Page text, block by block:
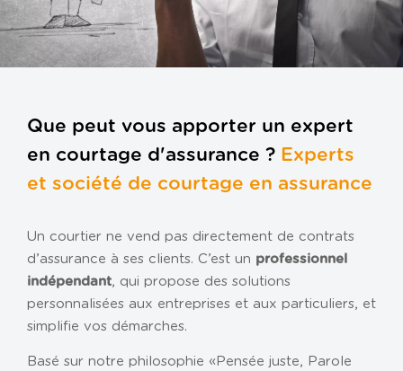
Gestion de la paie
Gestion de patrimoine
Gestion des ressources humaines
Tiers de confiance
Transmission d’entreprise
VOTRE ENTREPRISE
Association
Entreprise individuelle
Loueur en meublé
Profession libérale
SCI
Que peut vous apporter un expert
en courtage d'assurance ? Experts
et société de courtage en assurance
Un courtier ne vend pas directement de contrats
d’assurance à ses clients. C’est un professionnel
indépendant, qui propose des solutions
personnalisées aux entreprises et aux particuliers, et
simplifie vos démarches.
Basé sur notre philosophie « Pensée juste, Parole